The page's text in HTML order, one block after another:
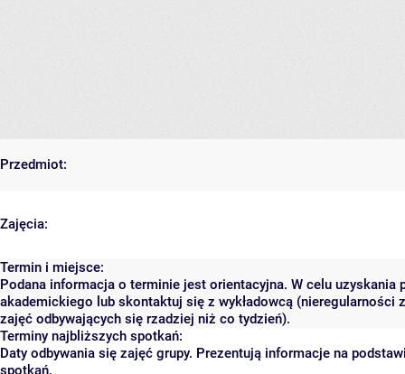
Przedmiot:
Zajęcia:
Termin i miejsce:
Podana informacja o terminie jest orientacyjna. W celu
akademickiego lub skontaktuj się z wykładowcą (nieregularności
zajęć odbywających się rzadziej niż co tydzień).
Terminy najbliższych spotkań:
Daty odbywania się zajęć grupy. Prezentują informacje na
spotkań.